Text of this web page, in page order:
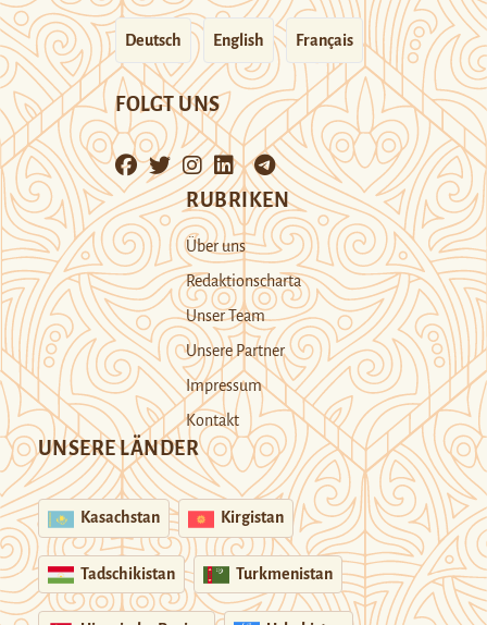
Deutsch English Français
FOLGT UNS
RUBRIKEN
Über uns
Redaktionscharta
Unser Team
Unsere Partner
Impressum
Kontakt
UNSERE LÄNDER
Kasachstan Kirgistan
Tadschikistan Turkmenistan